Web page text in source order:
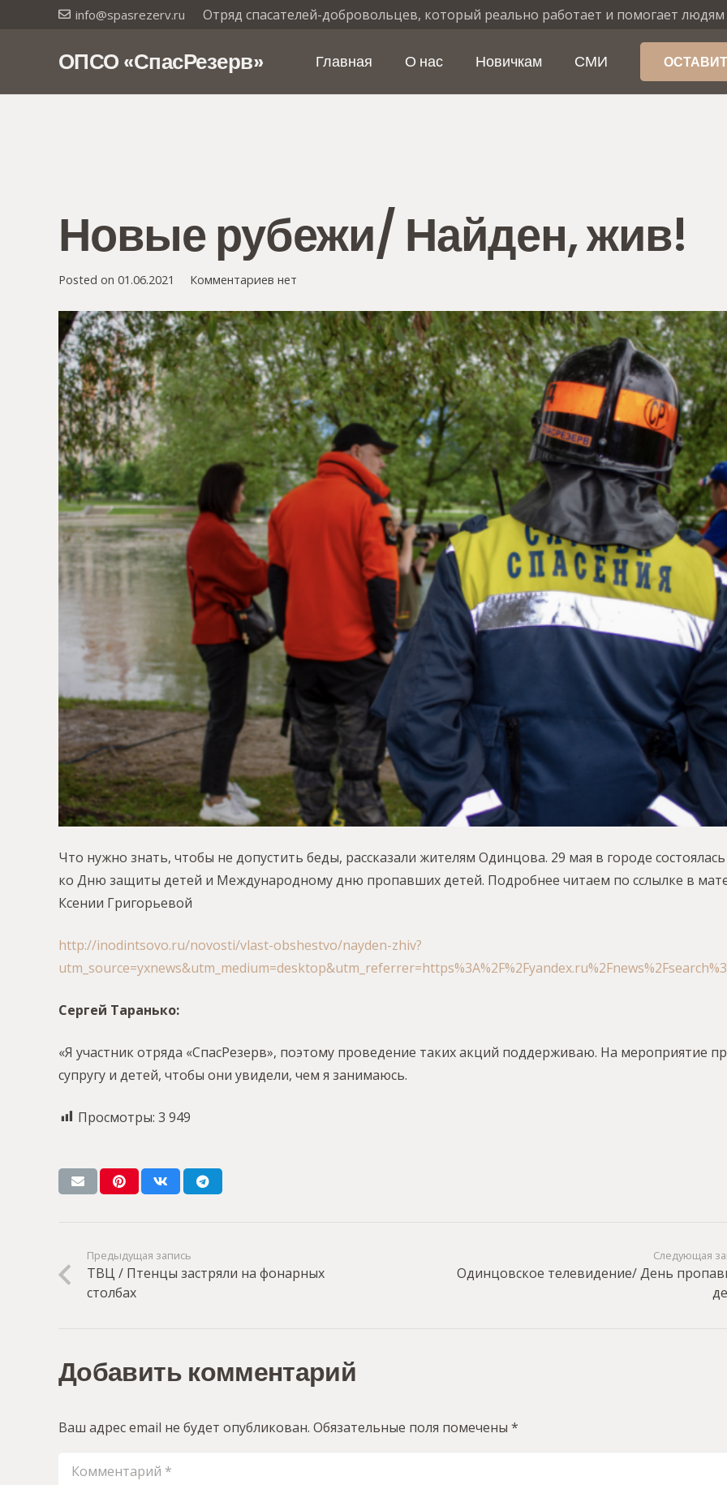
info@spasrezerv.ru Отряд спасателей-добровольцев, который реально работает и помогает людям
ОПСО «СпасРезерв» Главная О нас Новичкам СМИ
Новые рубежи/ Найден, жив!
Posted on 01.06.2021 Комментариев нет
Что нужно знать, чтобы не допустить беды, рассказали жителям Одинцова. 29 мая в городе
ко Дню защиты детей и Международному дню пропавших детей. Подробнее читаем по сслылке в
Ксении Григорьевой
http://inodintsovo.ru/novosti/vlast-obshestvo/nayden-zhiv?
Сергей Таранько:
«Я участник отряда «СпасРезерв», поэтому проведение таких акций поддерживаю. На мероприятие
супругу и детей, чтобы они увидели, чем я занимаюсь.
Просмотры: 3 949
Предыдущая запись
ТВЦ / Птенцы застряли на фонарных
столбах
Следующая
Одинцовское телевидение/ День
Добавить комментарий
Ваш адрес email не будет опубликован. Обязательные поля помечены *